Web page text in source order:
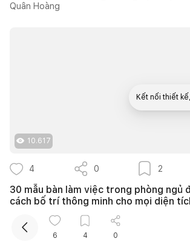
Quân Hoàng
10.617
4 0 2
30 mẫu bàn làm việc trong phòng ngủ
cách bố trí thông minh cho mọi diện
Phương Trang
6 4 0
Kết nối thiết